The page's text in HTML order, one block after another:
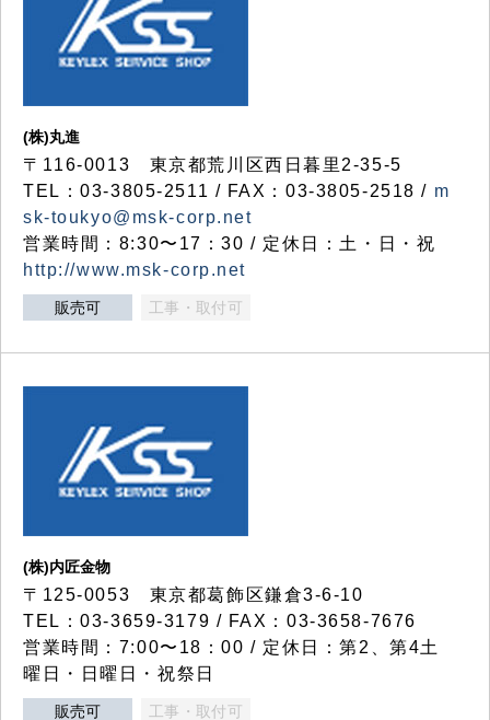
(株)丸進
〒116-0013 東京都荒川区西日暮里2-35-5
TEL：03-3805-2511 / FAX：03-3805-2518 / m
sk-toukyo@msk-corp.net
営業時間：8:30〜17：30 / 定休日：土・日・祝
http://www.msk-corp.net
販売可 工事・取付可
(株)内匠金物
〒125-0053 東京都葛飾区鎌倉3-6-10
TEL：03-3659-3179 / FAX：03-3658-7676
営業時間：7:00〜18：00 / 定休日：第2、第4土
曜日・日曜日・祝祭日
販売可 工事・取付可